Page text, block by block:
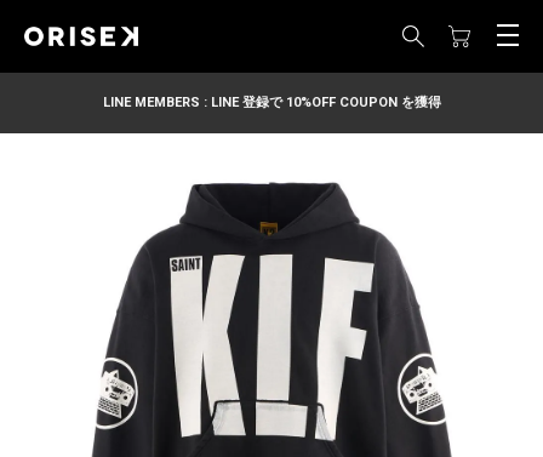
LINE MEMBERS : LINE 登録で 10%OFF COUPON を獲得